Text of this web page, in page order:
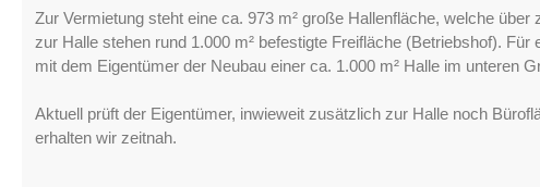
Zur Vermietung steht eine ca. 973 m² große Hallenfläche, welche
zur Halle stehen rund 1.000 m² befestigte Freifläche (Betriebshof).
mit dem Eigentümer der Neubau einer ca. 1.000 m² Halle im unteren
Aktuell prüft der Eigentümer, inwieweit zusätzlich zur Halle noch
erhalten wir zeitnah.